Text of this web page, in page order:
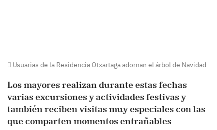
Usuarias de la Residencia Otxartaga adornan el árbol de Navidad
Los mayores realizan durante estas fechas
varias excursiones y actividades festivas y
también reciben visitas muy especiales con las
que comparten momentos entrañables